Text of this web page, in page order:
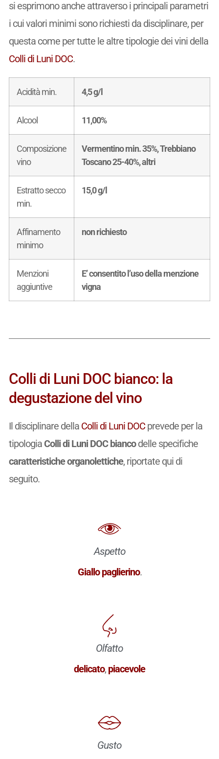
si esprimono anche attraverso i principali parametri
i cui valori minimi sono richiesti da disciplinare, per
questa come per tutte le altre tipologie dei vini della
Colli di Luni DOC.
Acidità min. 4,5 g/l
Alcool 11,00%
Composizione
vino
Vermentino min. 35%, Trebbiano
Toscano 25-40%, altri
Estratto secco
min.
15,0 g/l
Affinamento
minimo
non richiesto
Menzioni
aggiuntive
E’ consentito l’uso della menzione
vigna
Colli di Luni DOC bianco: la
degustazione del vino
Il disciplinare della Colli di Luni DOCprevede per la
tipologia Colli di Luni DOC biancodelle specifiche
caratteristiche organolettiche, riportate qui di
seguito.
Aspetto
Giallo paglierino.
Olfatto
delicato, piacevole
Gusto